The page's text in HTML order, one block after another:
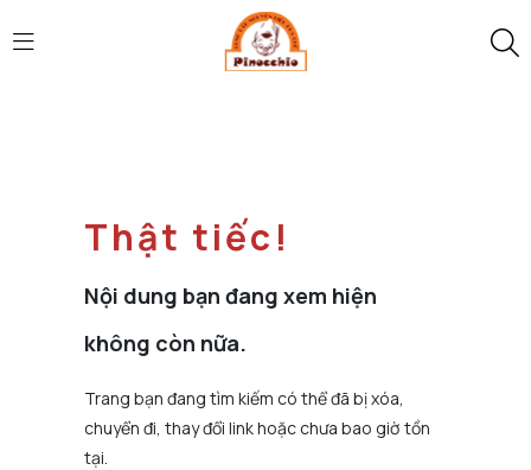
Thật tiếc!
Nội dung bạn đang xem hiện
không còn nữa.
Trang bạn đang tìm kiếm có thể đã bị xóa,
chuyển đi, thay đổi link hoặc chưa bao giờ tồn
tại.